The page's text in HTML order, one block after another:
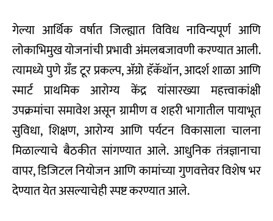
गेल्या आर्थिक वर्षात जिल्ह्यात विविध नाविन्यपूर्ण आणि
लोकाभिमुख योजनांची प्रभावी अंमलबजावणी करण्यात आली.
त्यामध्ये पुणे ग्रॅंड टूर प्रकल्प, ॲग्रो हॅकॅथॉन, आदर्श शाळा आणि
स्मार्ट प्राथमिक आरोग्य केंद्र यांसारख्या महत्त्वाकांक्षी
उपक्रमांचा समावेश असून ग्रामीण व शहरी भागातील पायाभूत
सुविधा, शिक्षण, आरोग्य आणि पर्यटन विकासाला चालना
मिळाल्याचे बैठकीत सांगण्यात आले. आधुनिक तंत्रज्ञानाचा
वापर, डिजिटल नियोजन आणि कामांच्या गुणवत्तेवर विशेष भर
देण्यात येत असल्याचेही स्पष्ट करण्यात आले.